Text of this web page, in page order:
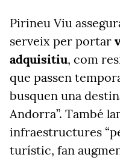
Pirineu Viu
serveix per portar
adquisitiu, com
que passen
busquen una
Andorra”. També
infraestructures
turístic, fan